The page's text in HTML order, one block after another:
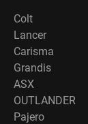
Colt
Lancer
Carisma
Grandis
ASX
OUTLANDER
Pajero